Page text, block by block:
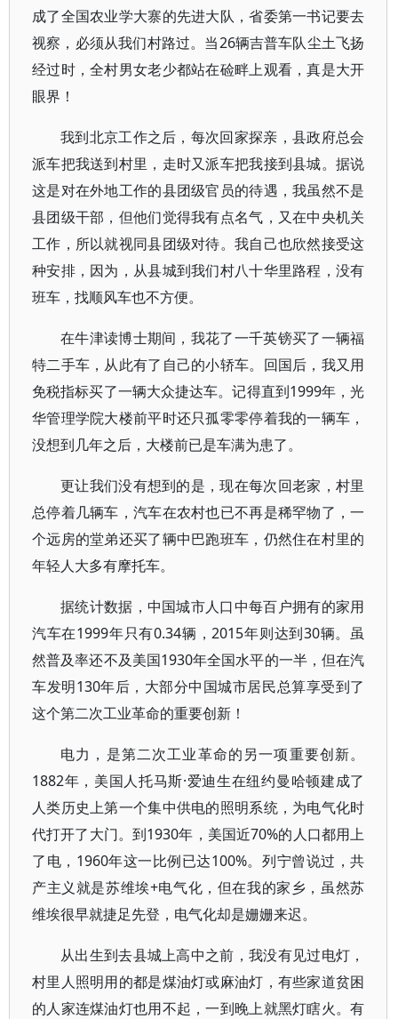
成了全国农业学大寨的先进大队，省委第一书记要去
视察，必须从我们村路过。当26辆吉普车队尘土飞扬
经过时，全村男女老少都站在硷畔上观看，真是大开
眼界！
我到北京工作之后，每次回家探亲，县政府总会
派车把我送到村里，走时又派车把我接到县城。据说
这是对在外地工作的县团级官员的待遇，我虽然不是
县团级干部，但他们觉得我有点名气，又在中央机关
工作，所以就视同县团级对待。我自己也欣然接受这
种安排，因为，从县城到我们村八十华里路程，没有
班车，找顺风车也不方便。
在牛津读博士期间，我花了一千英镑买了一辆福
特二手车，从此有了自己的小轿车。回国后，我又用
免税指标买了一辆大众捷达车。记得直到1999年，光
华管理学院大楼前平时还只孤零零停着我的一辆车，
没想到几年之后，大楼前已是车满为患了。
更让我们没有想到的是，现在每次回老家，村里
总停着几辆车，汽车在农村也已不再是稀罕物了，一
个远房的堂弟还买了辆中巴跑班车，仍然住在村里的
年轻人大多有摩托车。
据统计数据，中国城市人口中每百户拥有的家用
汽车在1999年只有0.34辆，2015年则达到30辆。虽
然普及率还不及美国1930年全国水平的一半，但在汽
车发明130年后，大部分中国城市居民总算享受到了
这个第二次工业革命的重要创新！
电力，是第二次工业革命的另一项重要创新。
1882年，美国人托马斯·爱迪生在纽约曼哈顿建成了
人类历史上第一个集中供电的照明系统，为电气化时
代打开了大门。到1930年，美国近70%的人口都用上
了电，1960年这一比例已达100%。列宁曾说过，共
产主义就是苏维埃+电气化，但在我的家乡，虽然苏
维埃很早就捷足先登，电气化却是姗姗来迟。
从出生到去县城上高中之前，我没有见过电灯，
村里人照明用的都是煤油灯或麻油灯，有些家道贫困
的人家连煤油灯也用不起，一到晚上就黑灯瞎火。有